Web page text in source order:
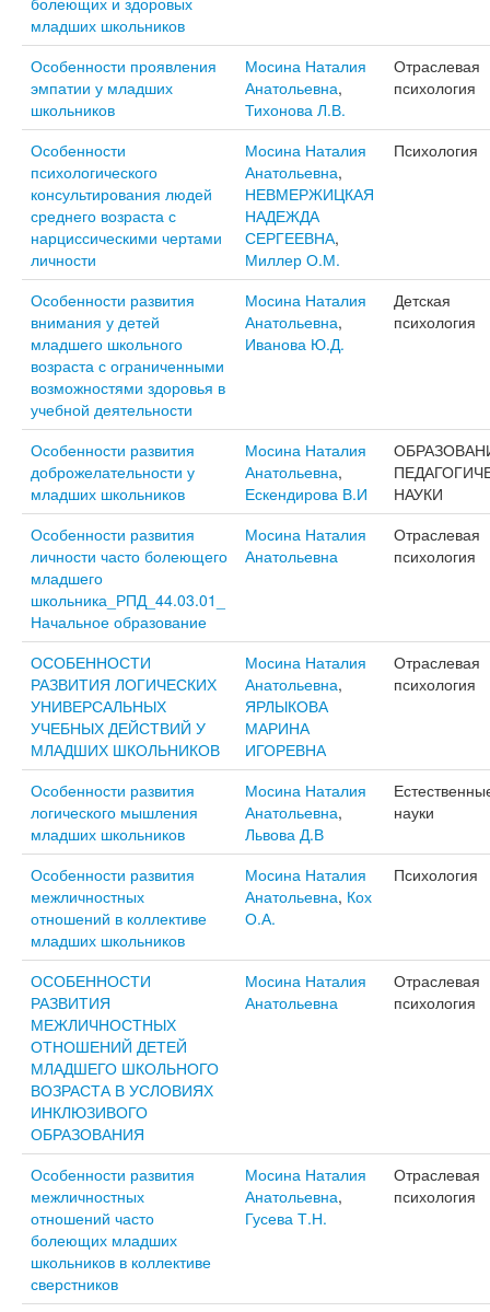
младших школьников
Особенности проявления
эмпатии у младших
школьников
Мосина Наталия
Анатольевна,
Тихонова Л.В.
Отраслевая
психология
Особенности
психологического
консультирования людей
среднего возраста с
нарциссическими чертами
личности
Мосина Наталия
Анатольевна,
НЕВМЕРЖИЦКАЯ
НАДЕЖДА
СЕРГЕЕВНА,
Миллер О.М.
Психология
Особенности развития
внимания у детей
младшего школьного
возраста с ограниченными
возможностями здоровья в
учебной деятельности
Мосина Наталия
Анатольевна,
Иванова Ю.Д.
Детская
психология
Особенности развития
доброжелательности у
младших школьников
Мосина Наталия
Анатольевна,
Ескендирова В.И
НАУКИ
Особенности развития
личности часто болеющего
младшего
школьника_РПД_44.03.01_
Начальное образование
Мосина Наталия
Анатольевна
Отраслевая
психология
ОСОБЕННОСТИ
РАЗВИТИЯ ЛОГИЧЕСКИХ
УНИВЕРСАЛЬНЫХ
УЧЕБНЫХ ДЕЙСТВИЙ У
МЛАДШИХ ШКОЛЬНИКОВ
Мосина Наталия
Анатольевна,
ЯРЛЫКОВА
МАРИНА
ИГОРЕВНА
Отраслевая
психология
Особенности развития
логического мышления
младших школьников
Мосина Наталия
Анатольевна,
Львова Д.В
науки
Особенности развития
межличностных
отношений в коллективе
младших школьников
Мосина Наталия
Анатольевна, Кох
О.А.
Психология
ОСОБЕННОСТИ
РАЗВИТИЯ
МЕЖЛИЧНОСТНЫХ
ОТНОШЕНИЙ ДЕТЕЙ
МЛАДШЕГО ШКОЛЬНОГО
ВОЗРАСТА В УСЛОВИЯХ
ИНКЛЮЗИВОГО
ОБРАЗОВАНИЯ
Мосина Наталия
Анатольевна
Отраслевая
психология
Особенности развития
межличностных
отношений часто
болеющих младших
школьников в коллективе
сверстников
Мосина Наталия
Анатольевна,
Гусева Т.Н.
Отраслевая
психология